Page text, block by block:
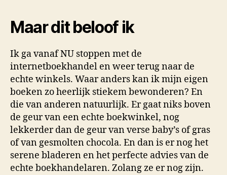
Maar dit beloof ik
Ik ga vanaf NU stoppen met de
internetboekhandel en weer terug naar de
echte winkels. Waar anders kan ik mijn eigen
boeken zo heerlijk stiekem bewonderen? En
die van anderen natuurlijk. Er gaat niks boven
de geur van een echte boekwinkel, nog
lekkerder dan de geur van verse baby’s of gras
of van gesmolten chocola. En dan is er nog het
serene bladeren en het perfecte advies van de
echte boekhandelaren. Zolang ze er nog zijn.